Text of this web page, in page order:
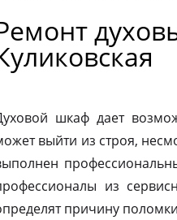
шкаф дает
выйти из строя,
из
причину